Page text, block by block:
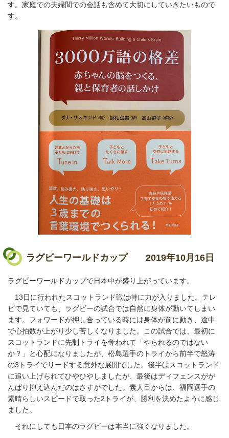
す。家庭での夫婦間での会話も含めて大切にしていきたいもので
す。
ラグビーワールドカップ 2019年10月16日
ラグビーワールドカップで日本中が盛り上がっています。
13日に行われたスコットランド戦は特に力が入りました。テレ
ビで見ていても、ラグビーの試合では自然に身体が動いてしまい
ます。フォワードが押し合っている時には身体が前に動き、途中
で心拍数が上がり少し苦しくなりました。この試合では、最初に
スコットランドに先制トライを奪われて「やられるのではない
か？」と心配になりましたが、松島選手のトライから前半で怒涛
の3トライでリードする意外な展開でした。後半はスコットランド
に追い上げられてひやひやしましたが、最後はディフェンスがが
んばり抑え込んだのはさすがでした。素人目からは、福岡選手の
素晴らしいスピードで取った2トライが、勝利を決めたように感じ
ました。
それにしても日本のラグビーは本当に強くなりました。